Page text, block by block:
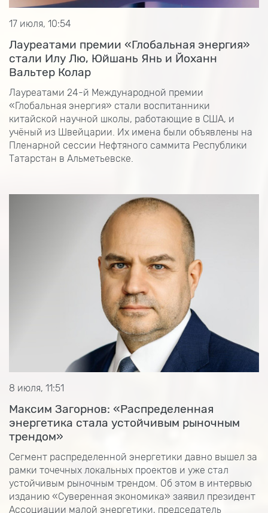
17 июля, 10:54
Лауреатами премии «Глобальная энергия»
стали Илу Лю, Юйшань Янь и Йоханн
Вальтер Колар
Лауреатами 24-й Международной премии
«Глобальная энергия» стали воспитанники
китайской научной школы, работающие в США, и
учёный из Швейцарии. Их имена были объявлены на
Пленарной сессии Нефтяного саммита Республики
Татарстан в Альметьевске.
8 июля, 11:51
Максим Загорнов: «Распределенная
энергетика стала устойчивым рыночным
трендом»
Сегмент распределенной энергетики давно вышел за
рамки точечных локальных проектов и уже стал
устойчивым рыночным трендом. Об этом в интервью
изданию «Суверенная экономика» заявил президент
Ассоциации малой энергетики, председатель